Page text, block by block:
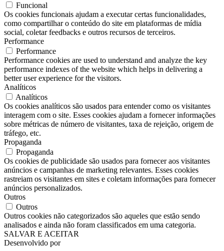
Funcional
Os cookies funcionais ajudam a executar certas funcionalidades,
como compartilhar o conteúdo do site em plataformas de mídia
social, coletar feedbacks e outros recursos de terceiros.
Performance
Performance
Performance cookies are used to understand and analyze the key
performance indexes of the website which helps in delivering a
better user experience for the visitors.
Analíticos
Analíticos
Os cookies analíticos são usados ​​para entender como os visitantes
interagem com o site. Esses cookies ajudam a fornecer informações
sobre métricas de número de visitantes, taxa de rejeição, origem de
tráfego, etc.
Propaganda
Propaganda
Os cookies de publicidade são usados ​​para fornecer aos visitantes
anúncios e campanhas de marketing relevantes. Esses cookies
rastreiam os visitantes em sites e coletam informações para fornecer
anúncios personalizados.
Outros
Outros
Outros cookies não categorizados são aqueles que estão sendo
analisados ​​e ainda não foram classificados em uma categoria.
SALVAR E ACEITAR
Desenvolvido por